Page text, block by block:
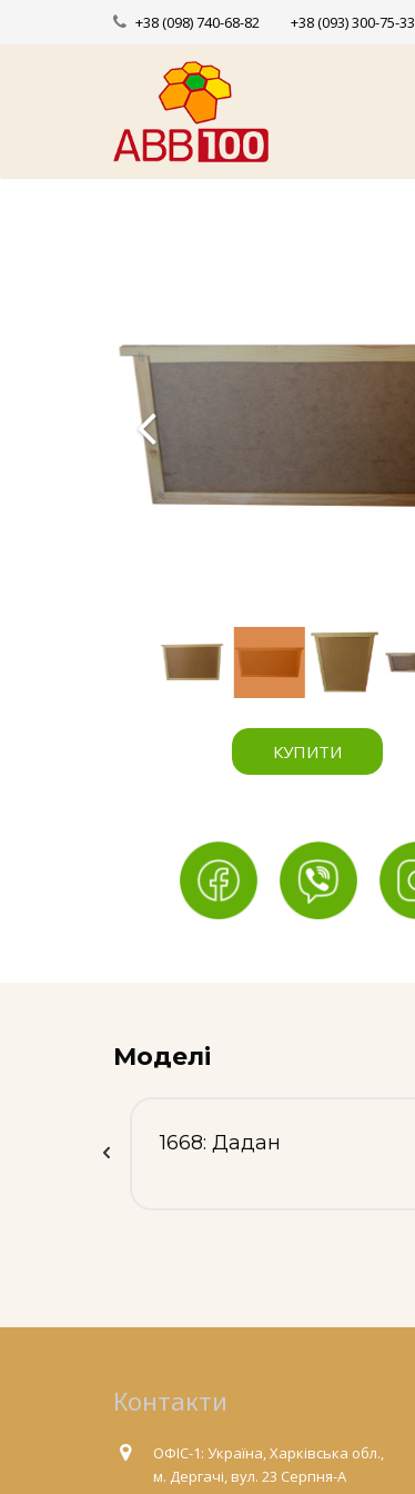
+38 (098) 740-68-82 +38 (093) 300-75-33
КУПИТИ
Моделі
1668: Дадан
Контакти
ОФІС-1: Україна, Харківська обл.,
м. Дергачі, вул. 23 Серпня-А